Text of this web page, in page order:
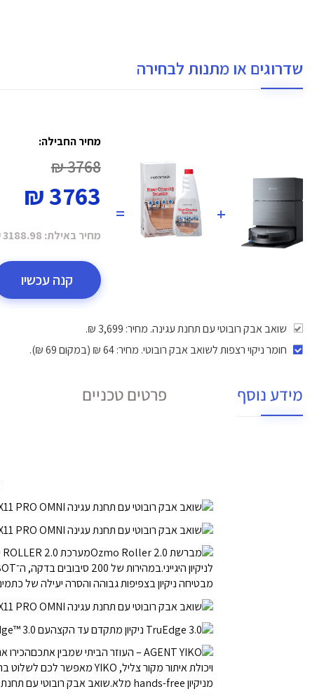
שדרוגים או מתנות לבחירה
+
=
מחיר החבילה:
3768 ₪
3763 ₪
מחיר באילת: 3188.98 ₪
קנה עכשיו
שואב אבק רובוטי עם תחנת עגינה. מחיר: 3,699 ₪.
חומר ניקוי רצפות לשואב אבק רובוטי. מחיר: 64 ₪ (במקום 69 ₪).
מידע נוסף פרטים טכניים